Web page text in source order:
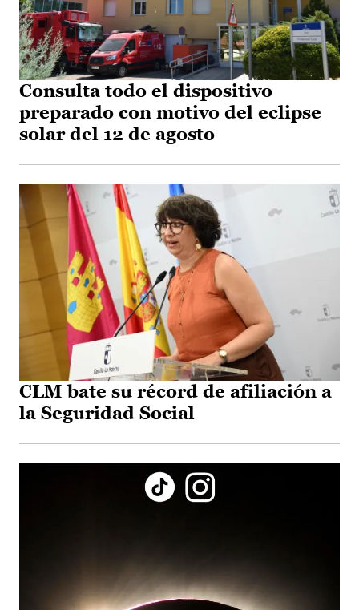
Consulta todo el dispositivo
preparado con motivo del eclipse
solar del 12 de agosto
CLM bate su récord de afiliación a
la Seguridad Social